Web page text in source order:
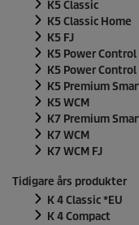
K5 Classic
K5 Classic Home
K5 FJ
K5 Power
K5 Power
K5 Premium
K5 WCM
K7 Premium
K7 WCM
K7 WCM FJ
Tidigare års produkter
K 4 Classic *EU
K 4 Compact